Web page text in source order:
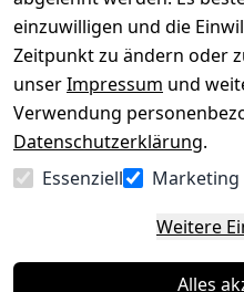
einzuwilligen und die
Zeitpunkt zu ändern oder
unserImpressum und
Verwendung
Datenschutzerklärung.
Essenziell
Marketing
Weitere
Alles
Widerrufsrec
ht
Kiefermöbel
Hilfe
Vertrag
widerrufen